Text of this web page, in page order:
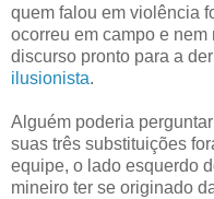
quem falou em violência
ocorreu em campo e
discurso pronto para a
ilusionista.
Alguém poderia
suas três substituições
equipe, o lado esquerdo
mineiro ter se originado